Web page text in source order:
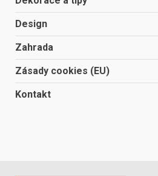
Design
Zahrada
Zásady cookies (EU)
Kontakt